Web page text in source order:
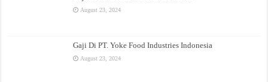
August 23, 2024
Gaji Di PT. Yoke Food Industries Indonesia
August 23, 2024